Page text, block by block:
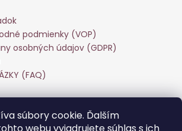
súbory cookie. Ďalším
podmienky (VOP)
osobných údajov (GDPR)
(FAQ)